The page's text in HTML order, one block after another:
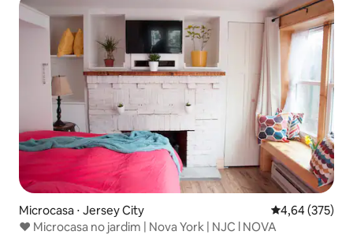
Microcasa ⋅ Jersey City 4,64 de uma
4,64 (375)
❤️ Microcasa no jardim | Nova York | NJC l NOVA